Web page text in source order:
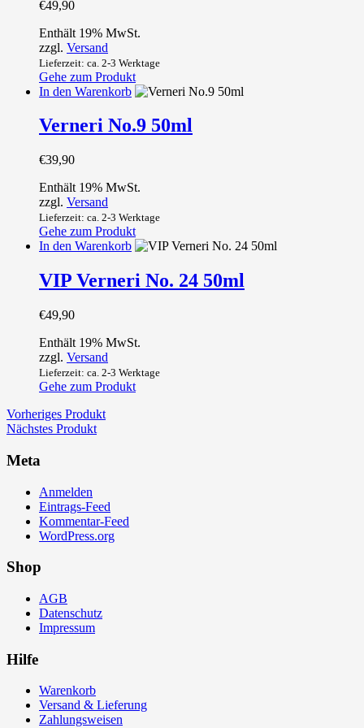
€49,90
Enthält 19% MwSt.
zzgl. Versand
Lieferzeit: ca. 2-3 Werktage
Gehe zum Produkt
In den Warenkorb
Verneri No.9 50ml
€39,90
Enthält 19% MwSt.
zzgl. Versand
Lieferzeit: ca. 2-3 Werktage
Gehe zum Produkt
In den Warenkorb
VIP Verneri No. 24 50ml
€49,90
Enthält 19% MwSt.
zzgl. Versand
Lieferzeit: ca. 2-3 Werktage
Gehe zum Produkt
Vorheriges Produkt
Nächstes Produkt
Meta
Anmelden
Eintrags-Feed
Kommentar-Feed
WordPress.org
Shop
AGB
Datenschutz
Impressum
Hilfe
Warenkorb
Versand & Lieferung
Zahlungsweisen